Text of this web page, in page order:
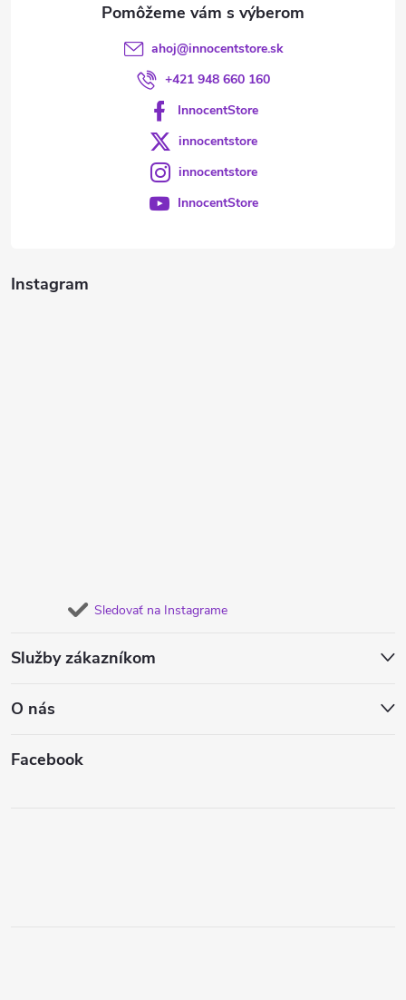
Instagram
Sledovať na Instagrame
Služby zákazníkom
O nás
Facebook
ahoj@innocentstore.sk
+421 948 660 160
InnocentStore
innocentstore
innocentstore
InnocentStore